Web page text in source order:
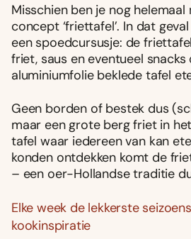
Misschien ben je nog
concept ‘friettafel’. In dat
een spoedcursusje: de
friet, saus en eventueel
aluminiumfolie beklede tafel
Geen borden of bestek dus
maar een grote berg friet in
tafel waar iedereen van kan
konden ontdekken komt de
– een oer-Hollandse traditie
Elke week de lekkerste
kookinspiratie